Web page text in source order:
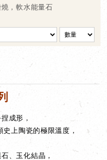
，軟水能量石
成形，
史上陶瓷的極限溫度，
、玉化結晶，